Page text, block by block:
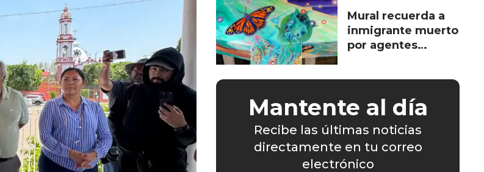
esenciales
Mural recuerda a
inmigrante muerto
por agentes
Mantente al día
Recibe las últimas noticias
directamente en tu correo
electrónico